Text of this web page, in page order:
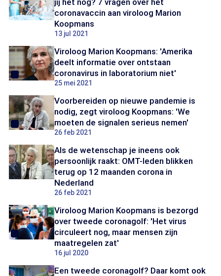
jij het nog? 7 vragen over het
coronavaccin aan viroloog Marion
Koopmans
13 jul 2021
Viroloog Marion Koopmans: 'Amerika
deelt informatie over ontstaan
coronavirus in laboratorium niet'
25 mei 2021
Voorbereiden op nieuwe pandemie is
nodig, zegt viroloog Koopmans: 'We
moeten de signalen serieus nemen'
26 feb 2021
Als de wetenschap je ineens ook
persoonlijk raakt: OMT-leden blikken
terug op 12 maanden corona in
Nederland
26 feb 2021
Viroloog Marion Koopmans is bezorgd
over tweede coronagolf: 'Het virus
circuleert nog, maar mensen zijn
maatregelen zat'
16 jul 2020
Een tweede coronagolf? Daar komt ook